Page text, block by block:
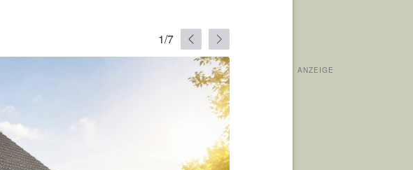
1/7
ANZEIGE